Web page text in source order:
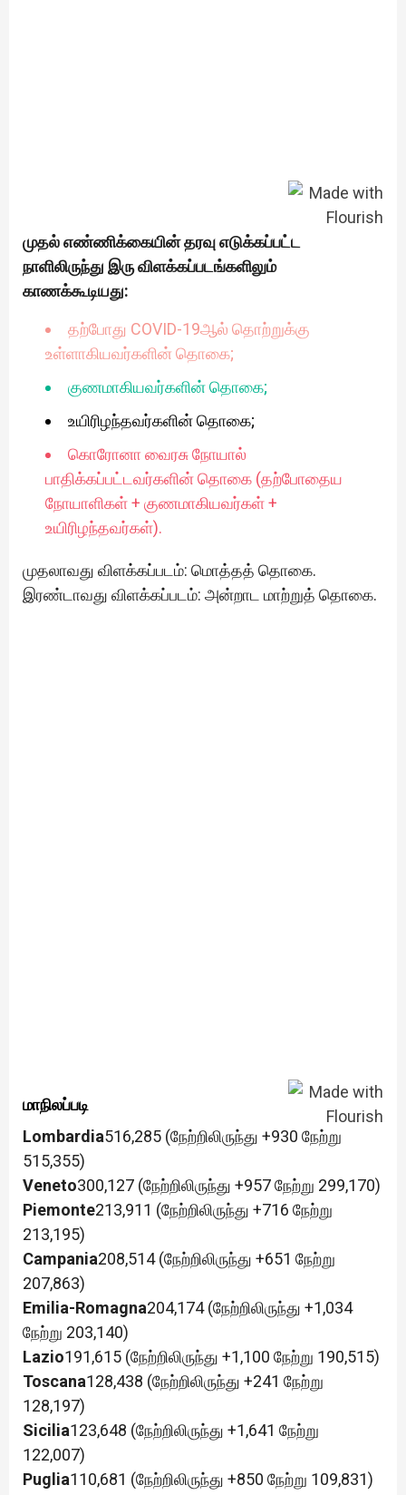
முதல் எண்ணிக்கையின் தரவு எடுக்கப்பட்ட
நாளிலிருந்து இரு விளக்கப்படங்களிலும்
காணக்கூடியது:
தற்போது COVID-19ஆல் தொற்றுக்கு
உள்ளாகியவர்களின் தொகை;
குணமாகியவர்களின் தொகை;
உயிரிழந்தவர்களின் தொகை;
கொரோனா வைரசு நோயால்
பாதிக்கப்பட்டவர்களின் தொகை (தற்போதைய
நோயாளிகள் + குணமாகியவர்கள் +
உயிரிழந்தவர்கள்).
முதலாவது விளக்கப்படம்: மொத்தத் தொகை.
இரண்டாவது விளக்கப்படம்: அன்றாட மாற்றுத் தொகை.
மாநிலப்படி
Lombardia516,285 (நேற்றிலிருந்து +930 நேற்று
515,355)
Veneto300,127 (நேற்றிலிருந்து +957 நேற்று 299,170)
Piemonte213,911 (நேற்றிலிருந்து +716 நேற்று
213,195)
Campania208,514 (நேற்றிலிருந்து +651 நேற்று
207,863)
Emilia-Romagna204,174 (நேற்றிலிருந்து +1,034
நேற்று 203,140)
Lazio191,615 (நேற்றிலிருந்து +1,100 நேற்று 190,515)
Toscana128,438 (நேற்றிலிருந்து +241 நேற்று
128,197)
Sicilia123,648 (நேற்றிலிருந்து +1,641 நேற்று
122,007)
Puglia110,681 (நேற்றிலிருந்து +850 நேற்று 109,831)